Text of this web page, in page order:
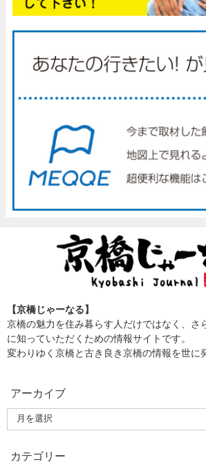
【京橋じゃーなる】
京橋の魅力を住み暮らす人だけではなく、さ
に知っていただくための情報サイトです。
変わりゆく京橋と古き良き京橋の情報を世に
アーカイブ
カテゴリー